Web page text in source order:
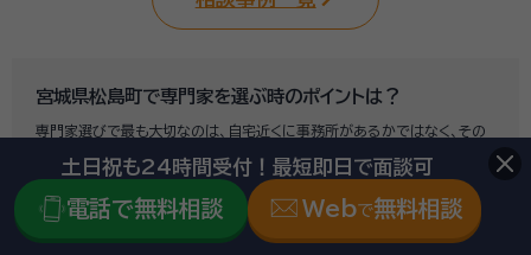
宮城県松島町で専門家を選ぶ時のポイントは？
専門家選びで最も大切なのは、自宅近くに事務所があるかではなく、その
例えば行政書士といっても対応分野は幅広く、法人設立や許認可申請など
法人業務を中心に行っている行政書士に相続手続きの相談をしても、期待
した結果は得られないでしょう。
土日祝も24時間受付！最短即日で面談可
電話で無料相談 Webで無料相談